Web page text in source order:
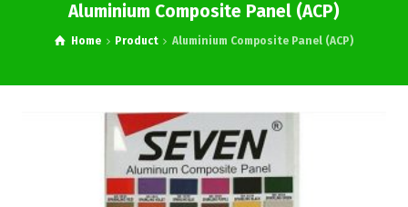
Aluminium Composite Panel (ACP)
Home Product Aluminium Composite Panel (ACP)